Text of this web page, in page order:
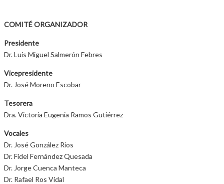
COMITÉ ORGANIZADOR
Presidente
Dr. Luis Miguel Salmerón Febres
Vicepresidente
Dr. José Moreno Escobar
Tesorera
Dra. Victoria Eugenia Ramos Gutiérrez
Vocales
Dr. José González Ríos
Dr. Fidel Fernández Quesada
Dr. Jorge Cuenca Manteca
Dr. Rafael Ros Vidal